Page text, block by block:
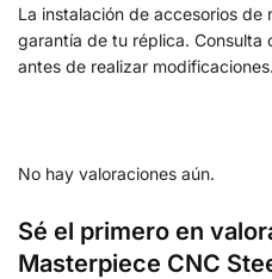
La instalación de accesorios de
garantía de tu réplica.
antes de realizar modificaciones.
No hay valoraciones aún.
Sé el primero en
Masterpiece CNC